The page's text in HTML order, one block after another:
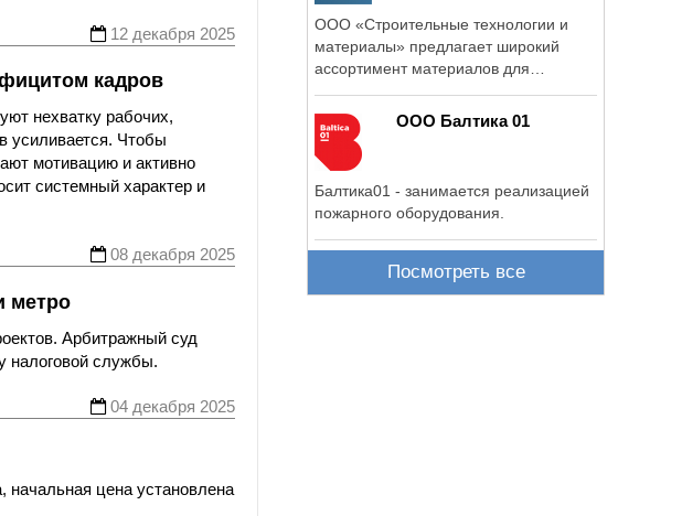
12 декабря 2025
кадров
нехватку рабочих,
усиливается. Чтобы
мотивацию и активно
системный характер и
08 декабря 2025
метро
Арбитражный суд
налоговой службы.
04 декабря 2025
цена установлена
ООО «Строительные технологии и
материалы» предлагает широкий
ассортимент материалов для
ООО Балтика 01
Балтика01 - занимается реализацией
пожарного оборудования.
Посмотреть все